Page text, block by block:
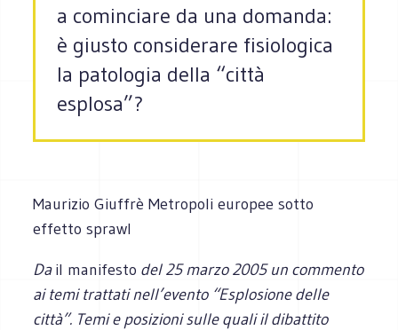
a cominciare da una domanda:
è giusto considerare fisiologica
la patologia della “città
esplosa”?
Maurizio Giuffrè Metropoli europee sotto
effetto sprawl
Dail manifesto del 25 marzo 2005 un commento
ai temi trattati nell’evento “Esplosione delle
città”. Temi e posizioni sulle quali il dibattito